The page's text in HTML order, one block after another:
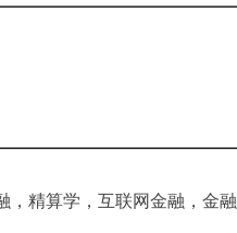
，精算学，互联网金融，金